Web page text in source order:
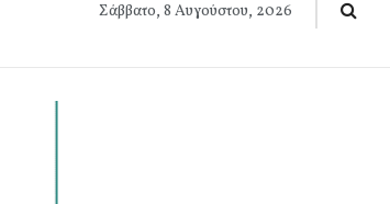
Σάββατο, 8 Αυγούστου, 2026